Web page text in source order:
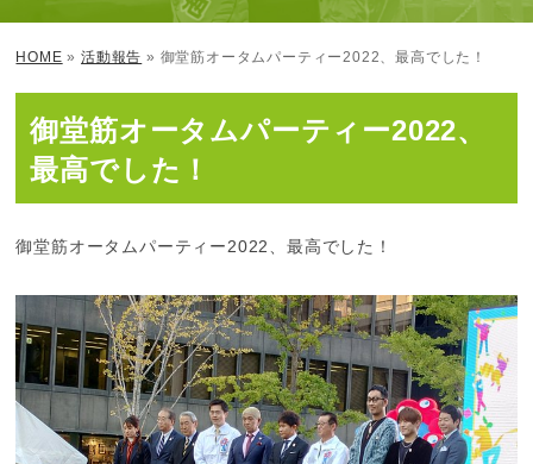
HOME »活動報告 » 御堂筋オータムパーティー2022、最高でした！
御堂筋オータムパーティー2022、
最高でした！
御堂筋オータムパーティー2022、最高でした！